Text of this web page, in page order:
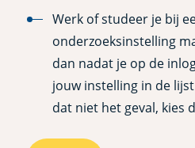
Werk of studeer je bij
onderzoeksinstelling
dan nadat je op de
jouw instelling in de
dat niet het geval, kies